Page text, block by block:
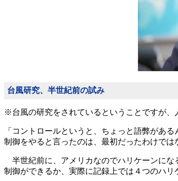
台風研究、半世紀前の試み
※台風の研究をされているということですが、
「コントロールというと、ちょっと語弊があ
制御をやると言ったのは、最初だったわけで
半世紀前に、アメリカなのでハリケーンにな
制御ができるか、実際に記録上では４つのハ